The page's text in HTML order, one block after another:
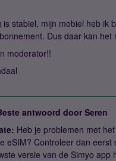
is stabiel, mijn mobiel heb ik
Dus daar kan het
moderator!!
antwoord door Seren
Heb je problemen met
eSIM? Controleer dan eerst
versie van de Simyo app